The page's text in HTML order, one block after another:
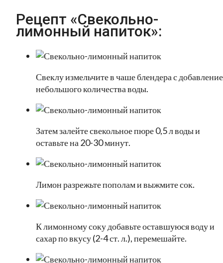
Рецепт «Свекольно-
лимонный напиток»:
Свеклу измельчите в чаше блендера с
небольшого количества воды.
Затем залейте свекольное пюре 0,5 л воды и
оставьте на 20-30 минут.
Лимон разрежьте пополам и выжмите сок.
К лимонному соку добавьте оставшуюся воду и
сахар по вкусу (2-4 ст. л.), перемешайте.